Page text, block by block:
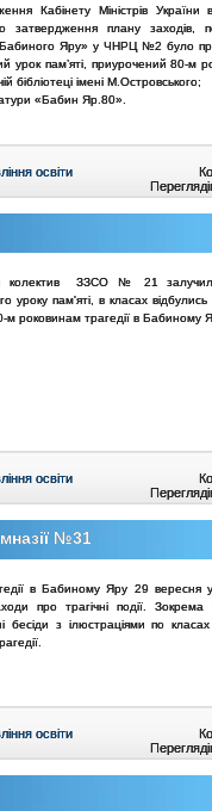
Кабінету Міністрів
затвердження плану заходів,
Бабиного Яру» у ЧНРЦ №2 було
урок пам’яті, приурочений 80-м
бібліотеці імені М.Островського;
«Бабин Яр.80».
освіти
колектив ЗЗСО № 21
уроку пам'яті, в класах
м роковинам трагедії в Бабиному
освіти
№31
в Бабиному Яру 29 вересня у
про трагічні події.
бесіди з ілюстраціями по
освіти